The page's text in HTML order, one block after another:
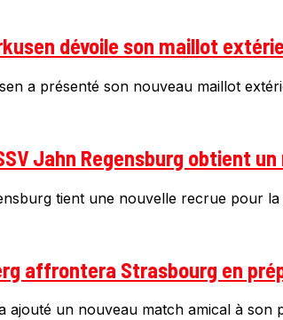
dévoile son maillot
a présenté son nouveau maillot
Jahn Regensburg obtient
tient une nouvelle recrue pour
affrontera Strasbourg en
ajouté un nouveau match amical à son